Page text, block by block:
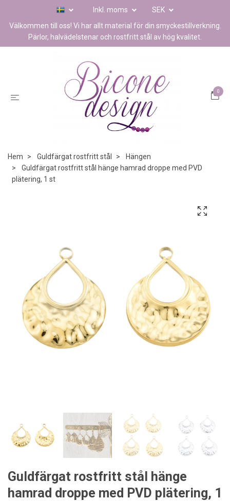
Inkl. moms
SEK
Välkommen till oss! Vi har allt material för din smyckestillverkning.
Pärlor, halvädelstenar och rostfritt stål av hög kvalitet.
0
Hem Guldfärgat rostfritt stål
Hängen
Guldfärgat rostfritt stål hänge hamrad droppe med PVD
plätering, 1 st
Guldfärgat rostfritt stål hänge
hamrad droppe med PVD plätering, 1